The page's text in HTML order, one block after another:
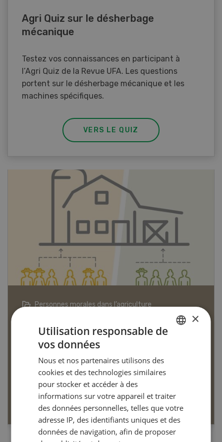
Agri Quiz sur le désherbage
mécanique
Testez vos connaissances en participant à
l’Agri Quiz de la Revue UFA. Les questions
portent sur le désherbage mécanique et les
machines spécifiques.
VERS LE QUIZ
Articles biologiques
Dossier Articles biologiques
EN SAVOIR PLUS
×
Utilisation responsable de
vos données
Nous et nos partenaires utilisons des
cookies et des technologies similaires
pour stocker et accéder à des
informations sur votre appareil et traiter
des données personnelles, telles que votre
adresse IP, des identifiants uniques et des
données de navigation, afin de proposer